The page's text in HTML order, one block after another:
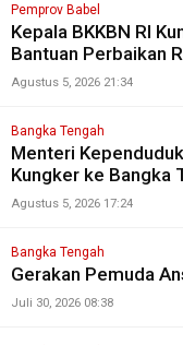
Pemprov Babel
Kepala BKKBN RI
Bantuan Perbaikan
Agustus 5, 2026 21:34
Bangka Tengah
Menteri
Kungker ke Bangka
Agustus 5, 2026 17:24
Bangka Tengah
Gerakan Pemuda
Juli 30, 2026 08:38